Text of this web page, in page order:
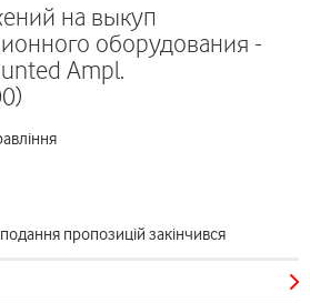
на выкуп
оборудования -
Ampl.
пропозицій закінчився